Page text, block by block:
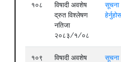
१०८
विषादी अवशेष
द्रुत विश्लेषण
नतिजा
२०८३/१/०८
सूचना
हेर्नुहोस्
१०९
विषादी अवशेष
सूचना